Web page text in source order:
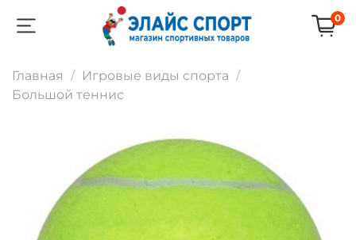
0
Главная
Игровые виды спорта
Большой теннис